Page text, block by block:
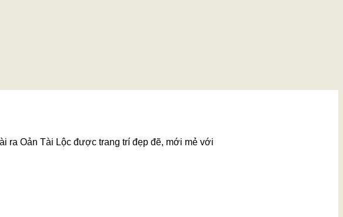
ra Oản Tài Lộc được trang trí đẹp đẽ, mới mẻ với